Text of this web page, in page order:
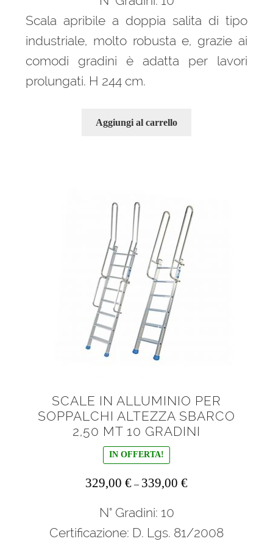
324,00 €.
Scala apribile a doppia salita di tipo
industriale, molto robusta e, grazie ai
comodi gradini è adatta per lavori
prolungati. H 244 cm.
Aggiungi al carrello
SCALE IN ALLUMINIO PER
SOPPALCHI ALTEZZA SBARCO
2,50 MT 10 GRADINI
IN OFFERTA!
329,00 € – 339,00 €
N° Gradini: 10
Certificazione: D. Lgs. 81/2008